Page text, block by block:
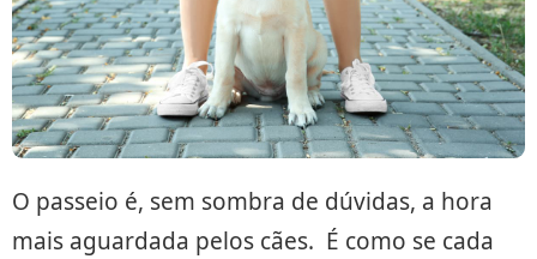
O passeio é, sem sombra de dúvidas, a hora
mais aguardada pelos cães. É como se cada